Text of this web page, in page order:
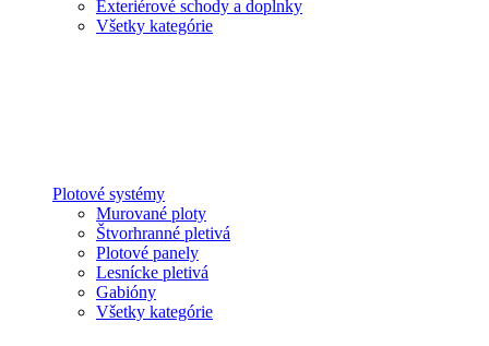
Exteriérové schody a doplnky
Všetky kategórie
Plotové systémy
Murované ploty
Štvorhranné pletivá
Plotové panely
Lesnícke pletivá
Gabióny
Všetky kategórie